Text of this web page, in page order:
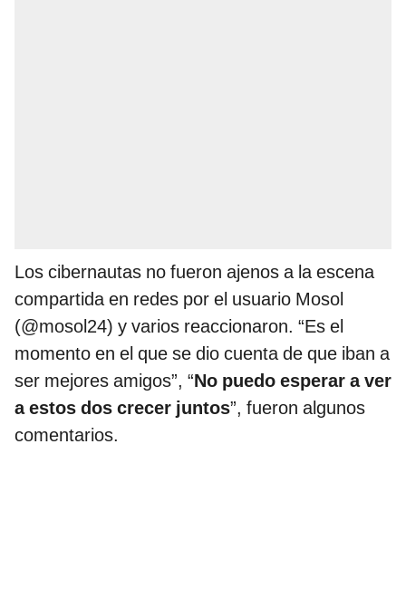
Los cibernautas no fueron ajenos a la escena
compartida en redes por el usuario Mosol
(@mosol24) y varios reaccionaron. “Es el
momento en el que se dio cuenta de que iban a
ser mejores amigos”, “No puedo esperar a ver
a estos dos crecer juntos”, fueron algunos
comentarios.